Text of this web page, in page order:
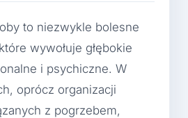
to niezwykle bolesne
wywołuje głębokie
i psychiczne. W
oprócz organizacji
z pogrzebem,